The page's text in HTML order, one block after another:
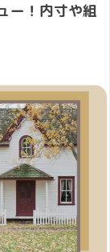
ー！内寸や組